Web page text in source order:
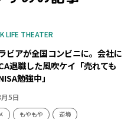
LIFE THEATER
ビアが全国コンビニに。会社に
退職した風吹ケイ「売れても
勉強中」
5日
もやもや 逆境